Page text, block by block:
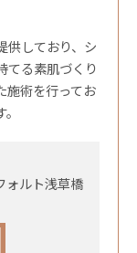
供しており、シ
てる素肌づくり
施術を行ってお
ォルト浅草橋